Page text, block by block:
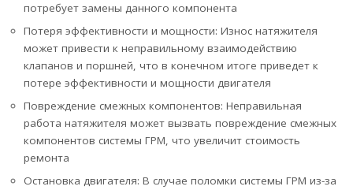
потребует замены данного компонента
Потеря эффективности и мощности: Износ натяжителя
может привести к неправильному взаимодействию
клапанов и поршней, что в конечном итоге приведет к
потере эффективности и мощности двигателя
Повреждение смежных компонентов: Неправильная
работа натяжителя может вызвать повреждение смежных
компонентов системы ГРМ, что увеличит стоимость
ремонта
Остановка двигателя: В случае поломки системы ГРМ из-за